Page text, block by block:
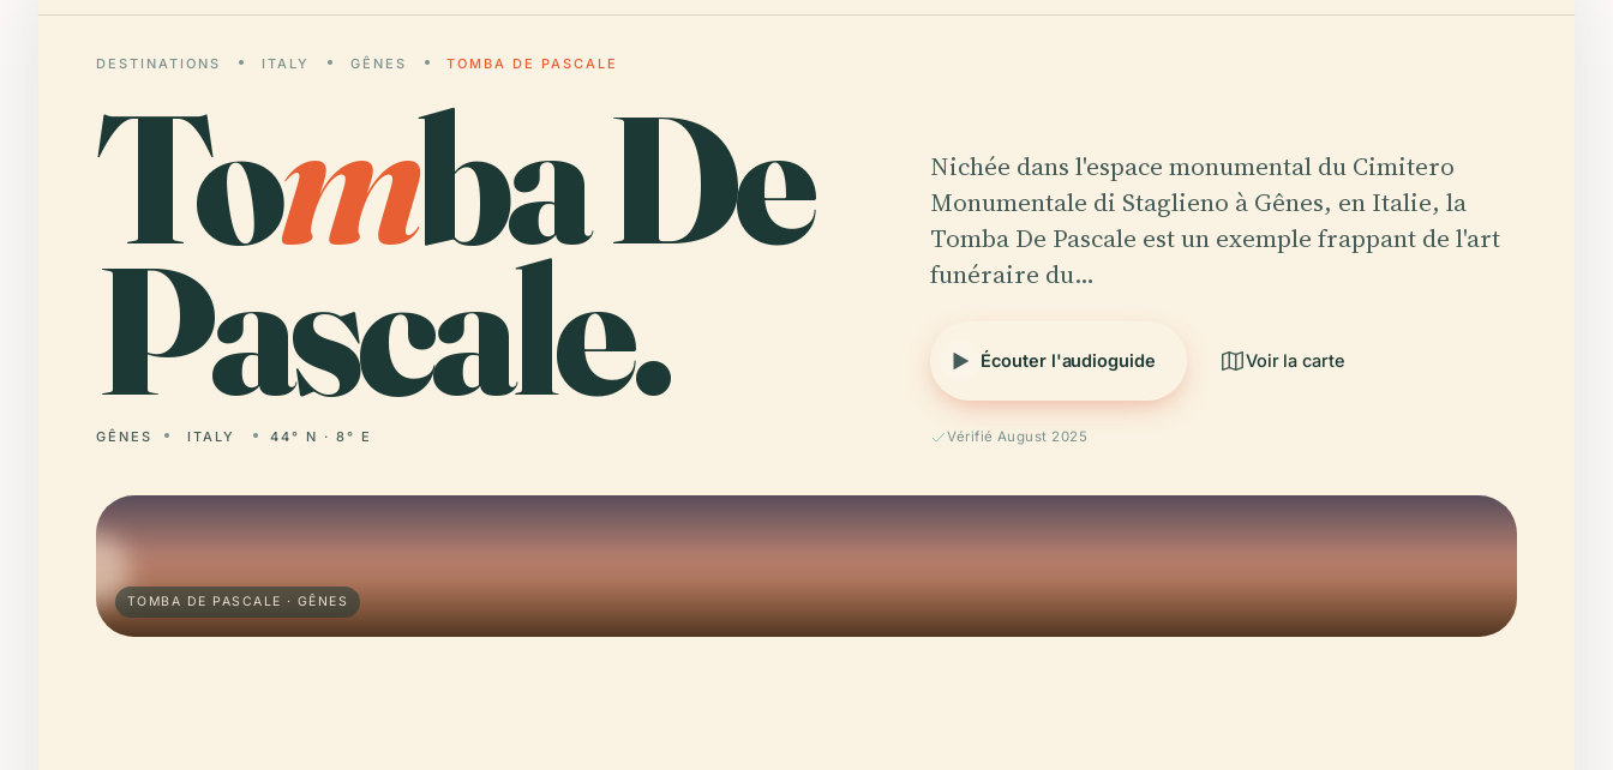
DESTINATIONS ITALY GÊNES TOMBA DE PASCALE
Tomba De
Pascale.
GÊNES ITALY 44° N · 8° E
Nichée dans l'espace monumental du Cimitero
Monumentale di Staglieno à Gênes, en Italie, la
Tomba De Pascale est un exemple frappant de l'art
funéraire du…
Écouter l'audioguide Voir la carte
Vérifié August 2025
TOMBA DE PASCALE · GÊNES